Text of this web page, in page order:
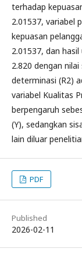
terhadap
2.01537, variabel
kepuasan
2.01537, dan
2.820 dengan
determinasi (R2)
variabel Kualitas
berpengaruh
(Y), sedangkan
lain diluar
PDF
Published
2026-02-11